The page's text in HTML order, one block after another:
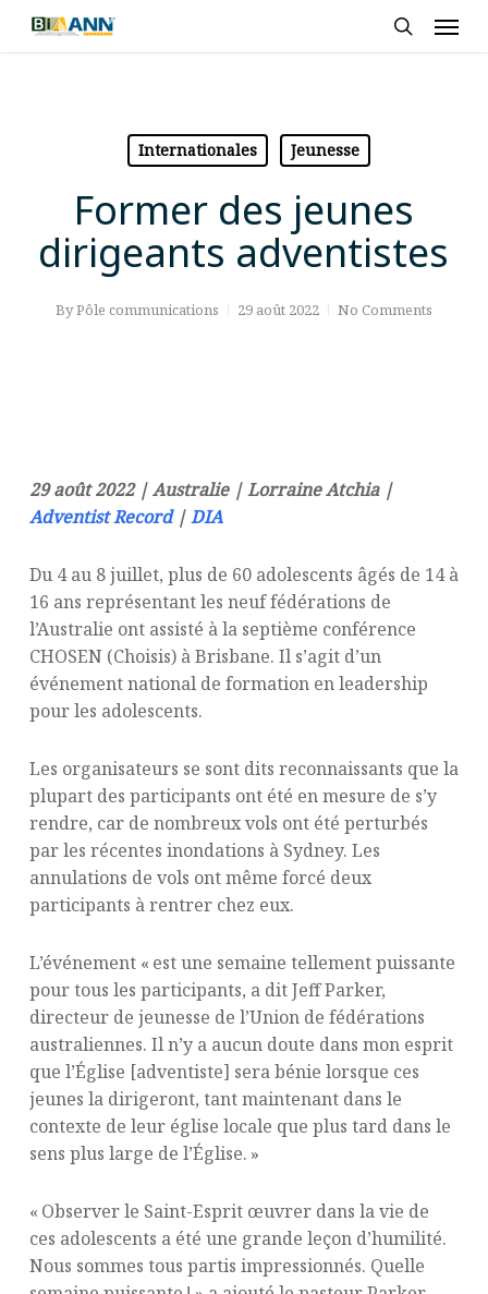
Skip
Internationales Jeunesse
Former des jeunes
dirigeants adventistes
ByPôle communications 29 août 2022 No Comments
29 août 2022 | Australie | Lorraine Atchia |
Adventist Record|DIA
Du 4 au 8 juillet, plus de 60 adolescents âgés de 14 à
16 ans représentant les neuf fédérations de
l’Australie ont assisté à la septième conférence
CHOSEN (Choisis) à Brisbane. Il s’agit d’un
événement national de formation en leadership
pour les adolescents.
Les organisateurs se sont dits reconnaissants que la
plupart des participants ont été en mesure de s’y
rendre, car de nombreux vols ont été perturbés
par les récentes inondations à Sydney. Les
annulations de vols ont même forcé deux
participants à rentrer chez eux.
L’événement « est une semaine tellement puissante
pour tous les participants, a dit Jeff Parker,
directeur de jeunesse de l’Union de fédérations
australiennes. Il n’y a aucun doute dans mon esprit
que l’Église [adventiste] sera bénie lorsque ces
jeunes la dirigeront, tant maintenant dans le
contexte de leur église locale que plus tard dans le
sens plus large de l’Église. »
« Observer le Saint-Esprit œuvrer dans la vie de
ces adolescents a été une grande leçon d’humilité.
Nous sommes tous partis impressionnés. Quelle